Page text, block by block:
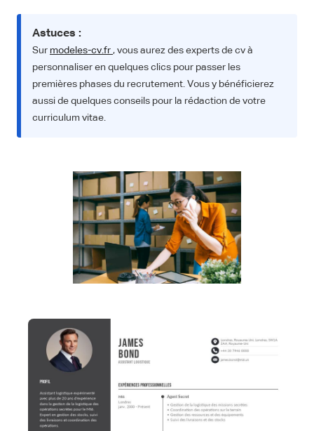
Astuces :
Sur modeles-cv.fr , vous aurez des experts de cv à
personnaliser en quelques clics pour passer les
premières phases du recrutement. Vous y bénéficierez
aussi de quelques conseils pour la rédaction de votre
curriculum vitae.